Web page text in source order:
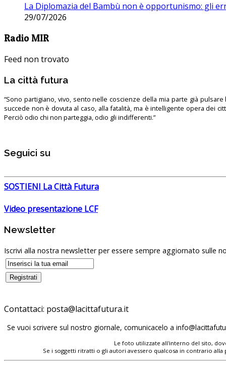
La Diplomazia del Bambù non è opportunismo: gli
29/07/2026
Radio MIR
Feed non trovato
La città futura
“Sono partigiano, vivo, sento nelle coscienze della mia parte già pulsare
succede non è dovuta al caso, alla fatalità, ma è intelligente opera dei
Perciò odio chi non parteggia, odio gli indifferenti.”
Seguici su
SOSTIENI La Città Futura
Video presentazione LCF
Newsletter
Iscrivi alla nostra newsletter per essere sempre aggiornato sulle
Contattaci:
Se vuoi scrivere sul nostro giornale, comunicacelo a
Le foto utilizzate all'interno del sito,
Se i soggetti ritratti o gli autori avessero qualcosa in contrario